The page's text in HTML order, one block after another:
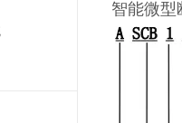
智能微型